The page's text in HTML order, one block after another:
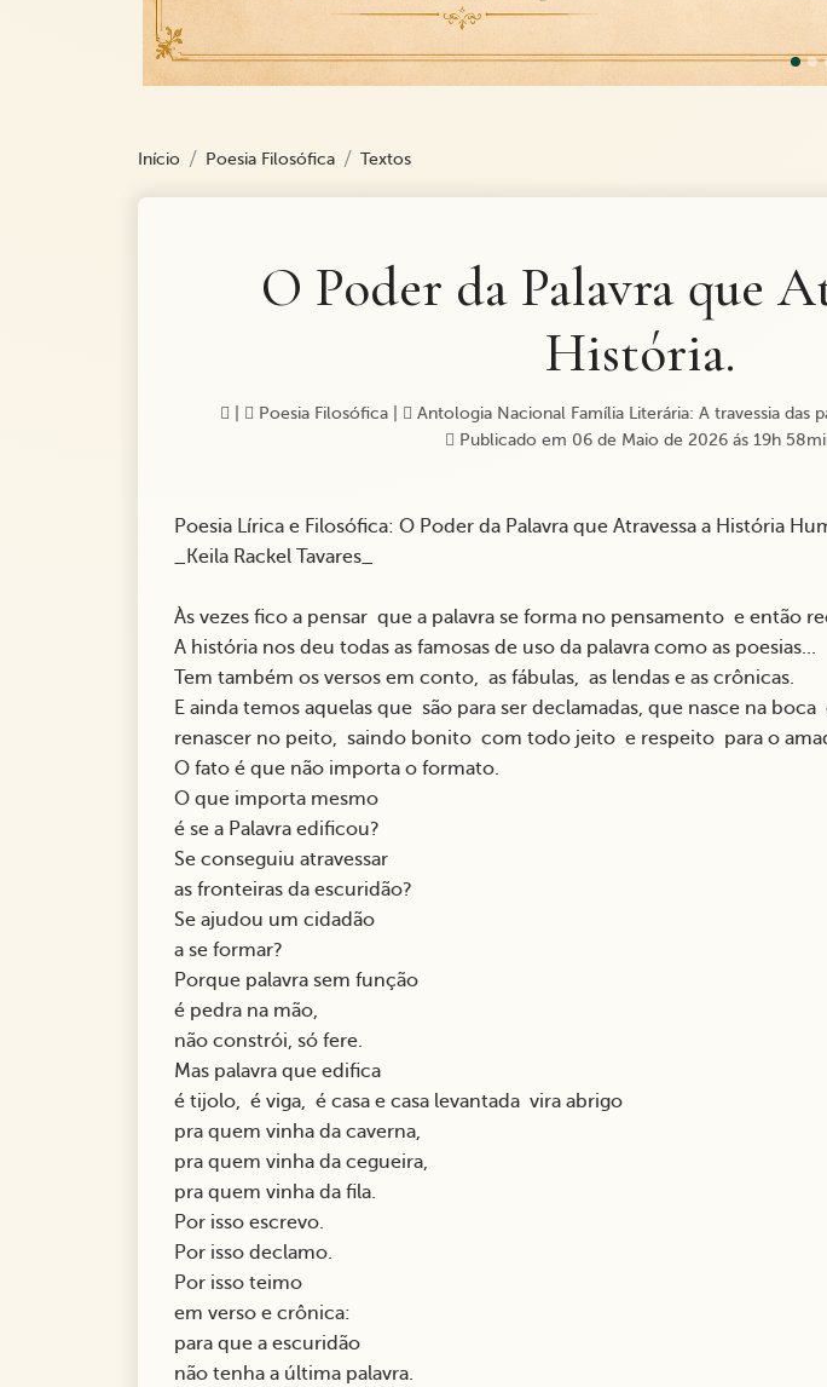
Início Poesia Filosófica Textos
O Poder da Palavra que
História.
Poesia Filosófica| Antologia Nacional Família Literária: A travessia das
Publicado em 06 de Maio de 2026 ás 19h
Poesia Lírica e Filosófica: O Poder da Palavra que Atravessa a História
_Keila Rackel Tavares_
Às vezes fico a pensar que a palavra se forma no pensamento e então
A história nos deu todas as famosas de uso da palavra como as poesias...
Tem também os versos em conto, as fábulas, as lendas e as crônicas.
E ainda temos aquelas que são para ser declamadas, que nasce na
renascer no peito, saindo bonito com todo jeito e respeito para o
O fato é que não importa o formato.
O que importa mesmo
é se a Palavra edificou?
Se conseguiu atravessar
as fronteiras da escuridão?
Se ajudou um cidadão
a se formar?
Porque palavra sem função
é pedra na mão,
não constrói, só fere.
Mas palavra que edifica
é tijolo, é viga, é casa e casa levantada vira abrigo
pra quem vinha da caverna,
pra quem vinha da cegueira,
pra quem vinha da fila.
Por isso escrevo.
Por isso declamo.
Por isso teimo
em verso e crônica:
para que a escuridão
não tenha a última palavra.